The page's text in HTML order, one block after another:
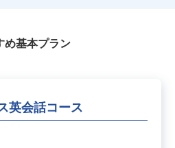
め基本プラン
英会話コース